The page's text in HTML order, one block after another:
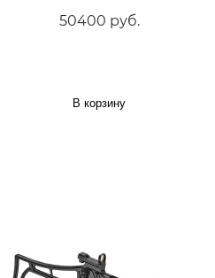
50400 руб.
В корзину